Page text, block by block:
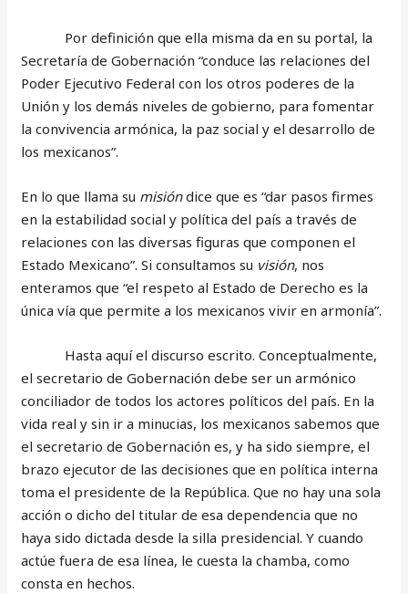
Por definición que ella misma da en su portal, la
Secretaría de Gobernación “conduce las relaciones del
Poder Ejecutivo Federal con los otros poderes de la
Unión y los demás niveles de gobierno, para fomentar
la convivencia armónica, la paz social y el desarrollo de
los mexicanos”.
En lo que llama su misióndice que es “dar pasos firmes
en la estabilidad social y política del país a través de
relaciones con las diversas figuras que componen el
Estado Mexicano”. Si consultamos su visión, nos
enteramos que “el respeto al Estado de Derecho es la
única vía que permite a los mexicanos vivir en armonía”.
Hasta aquí el discurso escrito. Conceptualmente,
el secretario de Gobernación debe ser un armónico
conciliador de todos los actores políticos del país. En la
vida real y sin ir a minucias, los mexicanos sabemos que
el secretario de Gobernación es, y ha sido siempre, el
brazo ejecutor de las decisiones que en política interna
toma el presidente de la República. Que no hay una sola
acción o dicho del titular de esa dependencia que no
haya sido dictada desde la silla presidencial. Y cuando
actúe fuera de esa línea, le cuesta la chamba, como
consta en hechos.